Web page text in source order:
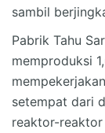
sambil
Pabrik Tahu
memproduksi
setempat dari
reaktor-